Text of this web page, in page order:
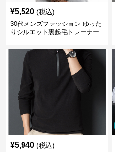
¥5,520 (税込)
30代メンズファッション ゆった
りシルエット裏起毛トレーナー
¥5,940 (税込)